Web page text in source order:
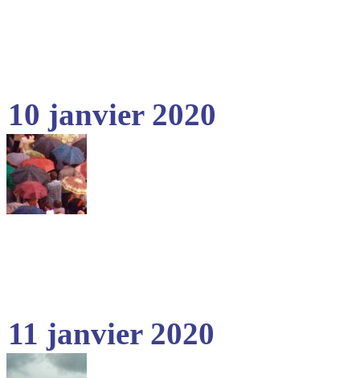
10 janvier 2020
11 janvier 2020